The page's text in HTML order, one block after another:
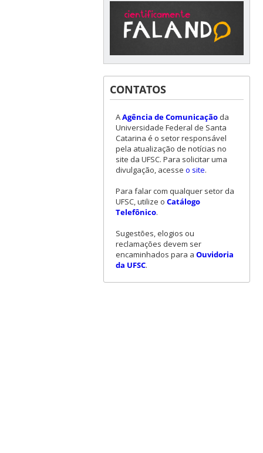
CONTATOS
AAgência de Comunicaçãoda
Universidade Federal de Santa
Catarina é o setor responsável
pela atualização de notícias no
site da UFSC. Para solicitar uma
divulgação, acesse o site.
Para falar com qualquer setor da
UFSC, utilize o Catálogo
Telefônico.
Sugestões, elogios ou
reclamações devem ser
encaminhados para a Ouvidoria
da UFSC.